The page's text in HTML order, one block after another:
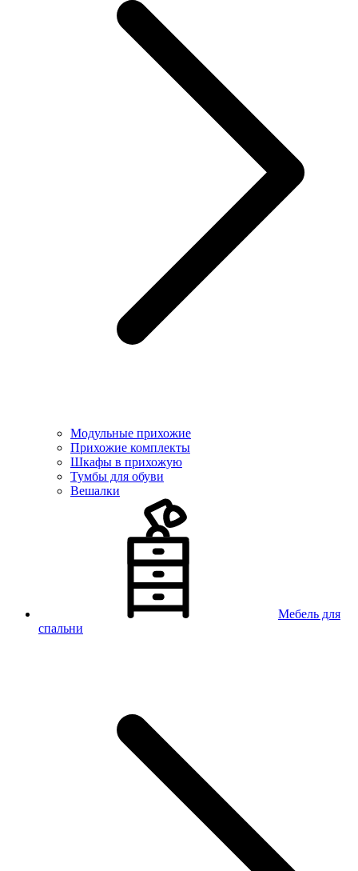
Модульные прихожие
Прихожие комплекты
Шкафы в прихожую
Тумбы для обуви
Вешалки
Мебель для
спальни